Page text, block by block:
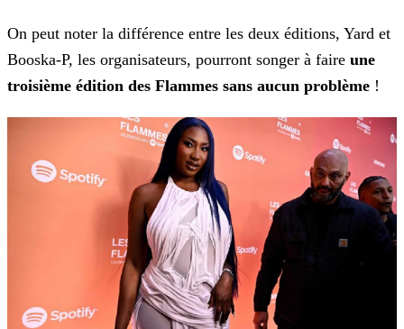
On peut noter la différence entre les deux éditions, Yard et
Booska-P, les organisateurs, pourront songer à faire une
troisième édition des Flammes sans aucun problème !